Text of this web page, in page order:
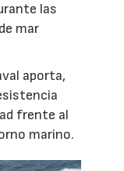
las
mar
aporta,
frente al
marino.